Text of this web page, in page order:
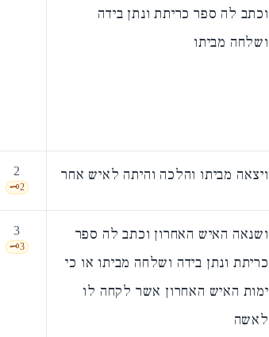
וכתב לה ספר כריתת ונתן בידה
ושלחה מביתו
2
🗝️2
ויצאה מביתו והלכה והיתה לאיש אחר
3
🗝️3
ושנאה האיש האחרון וכתב לה ספר
כריתת ונתן בידה ושלחה מביתו או כי
ימות האיש האחרון אשר לקחה לו
לאשה